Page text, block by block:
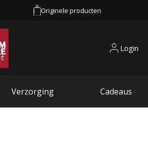
Originele producten
Login
Verzorging Cadeaus